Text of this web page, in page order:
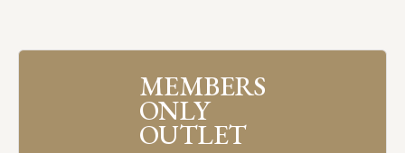
MEMBERS
ONLY
OUTLET